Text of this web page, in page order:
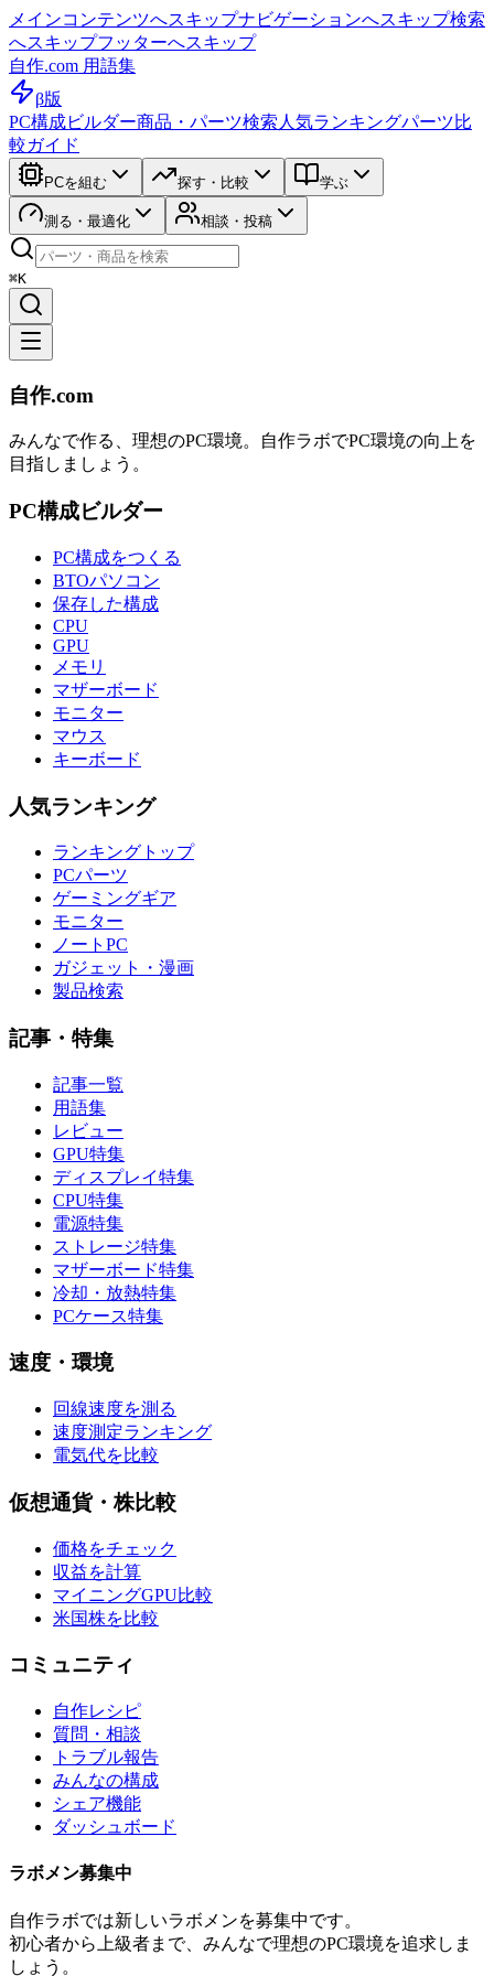
メインコンテンツへスキップナビゲーションへスキップ検索
へスキップフッターへスキップ
自作.com 用語集
β版
PC構成ビルダー商品・パーツ検索 人気ランキングパーツ比
較ガイド
PCを組む 探す・比較 学ぶ
測る・最適化 相談・投稿
⌘K
自作.com
みんなで作る、理想のPC環境。 自作ラボでPC環境の向上を
目指しましょう。
PC構成ビルダー
PC構成をつくる
BTOパソコン
保存した構成
CPU
GPU
メモリ
マザーボード
モニター
マウス
キーボード
人気ランキング
ランキングトップ
PCパーツ
ゲーミングギア
モニター
ノートPC
ガジェット・漫画
製品検索
記事・特集
記事一覧
用語集
レビュー
GPU特集
ディスプレイ特集
CPU特集
電源特集
ストレージ特集
マザーボード特集
冷却・放熱特集
PCケース特集
速度・環境
回線速度を測る
速度測定ランキング
電気代を比較
仮想通貨・株比較
価格をチェック
収益を計算
マイニングGPU比較
米国株を比較
コミュニティ
自作レシピ
質問・相談
トラブル報告
みんなの構成
シェア機能
ダッシュボード
ラボメン募集中
自作ラボでは新しいラボメンを募集中です。
初心者から上級者まで、みんなで理想のPC環境を追求しま
しょう。